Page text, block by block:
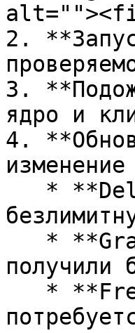
2.
3.
ядро и
4.
получили